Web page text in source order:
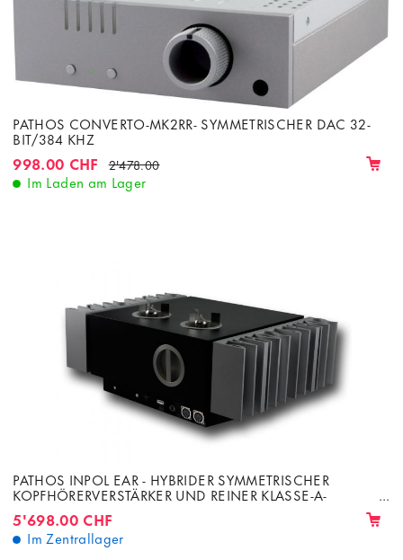
PATHOS CONVERTO-MK2RR- SYMMETRISCHER DAC 32-
BIT/384 KHZ
998.00 CHF 2'478.00
Im Laden am Lager
PATHOS INPOL EAR - HYBRIDER SYMMETRISCHER
KOPFHÖRERVERSTÄRKER UND REINER KLASSE-A-
5'698.00 CHF
Im Zentrallager